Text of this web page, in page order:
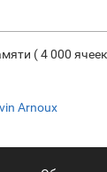
( 4 000
Arnoux